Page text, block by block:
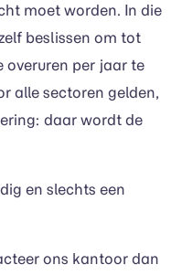
moet worden. In die
beslissen om tot
per jaar te
alle sectoren gelden,
daar wordt de
en slechts een
ons kantoor dan